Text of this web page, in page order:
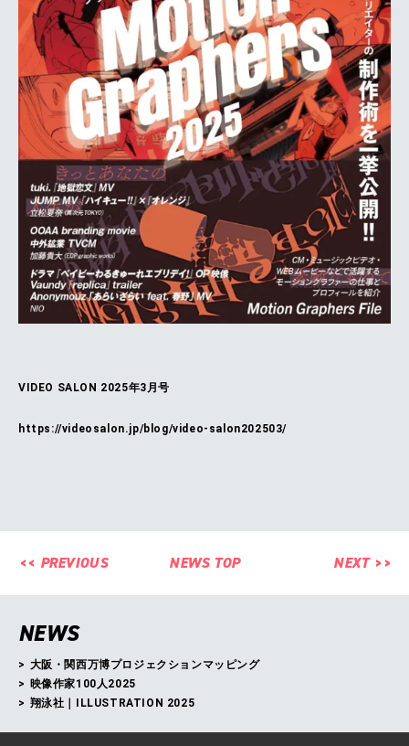
VIDEO SALON 2025年3月号
https://videosalon.jp/blog/video-salon202503/
<< PREVIOUS NEWS TOP NEXT >>
NEWS
大阪・関西万博プロジェクションマッピング
映像作家100人2025
翔泳社｜ILLUSTRATION 2025